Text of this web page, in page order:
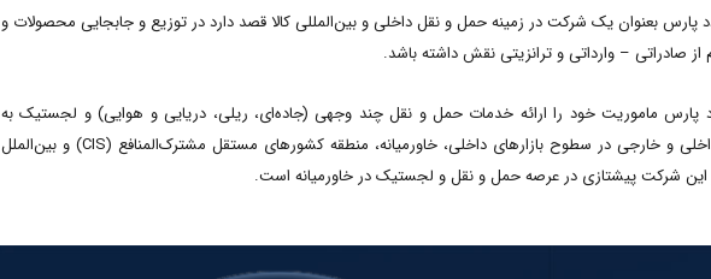
پارس بعنوان یک شرکت در زمینه حمل و نقل داخلی و بین‌المللی کالا قصد دارد در توزیع و جابجایی محصولات و
از صادراتی – وارداتی و ترانزیتی نقش داشته باشد.
پارس ماموریت خود را ارائه خدمات حمل و نقل چند وجهی (جاده‌ای، ریلی، دریایی و هوایی) و لجستیک به
بازرگانان و صاحبان صنایع داخلی و خارجی در سطوح بازارهای داخلی، خاورمیانه، منطقه کشورهای مستقل مشترک‌المنافع (CIS) و بین‌الملل
این شرکت پیشتازی در عرصه حمل و نقل و لجستیک در خاورمیانه است.